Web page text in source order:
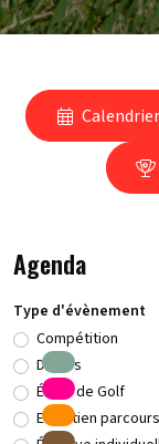
Agenda
Type d'évènement
Compétition
Dames
École de Golf
Entretien parcours